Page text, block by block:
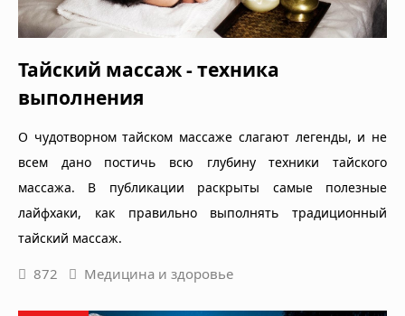
Тайский массаж - техника
выполнения
О чудотворном тайском массаже слагают легенды, и не
всем дано постичь всю глубину техники тайского
массажа. В публикации раскрыты самые полезные
лайфхаки, как правильно выполнять традиционный
тайский массаж.
872 Медицина и здоровье